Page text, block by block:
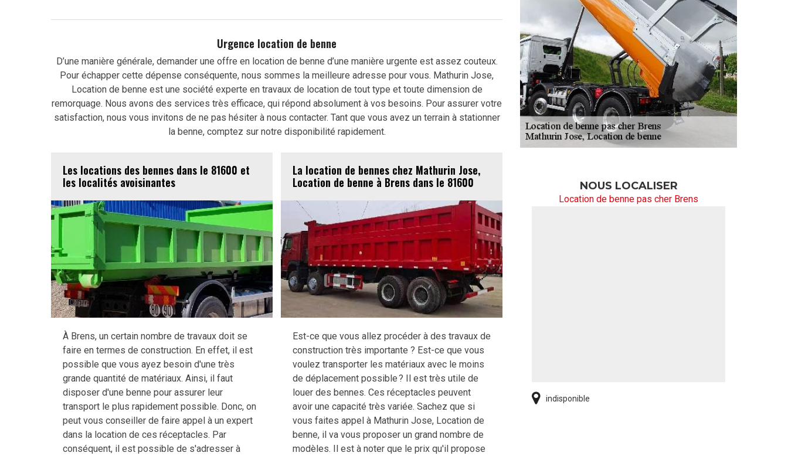
Urgence location de benne
D’une manière générale, demander une offre en location de benne d’une manière urgente est assez couteux.
Pour échapper cette dépense conséquente, nous sommes la meilleure adresse pour vous. Mathurin Jose,
Location de benne est une société experte en travaux de location de tout type et toute dimension de
remorquage. Nous avons des services très efficace, qui répond absolument à vos besoins. Pour assurer votre
satisfaction, nous vous invitons de ne pas hésiter à nous contacter. Tant que vous avez un terrain à stationner
la benne, comptez sur notre disponibilité rapidement.
Les locations des bennes dans le 81600 et
les localités avoisinantes
À Brens, un certain nombre de travaux doit se
faire en termes de construction. En effet, il est
possible que vous ayez besoin d'une très
grande quantité de matériaux. Ainsi, il faut
disposer d'une benne pour assurer leur
transport le plus rapidement possible. Donc, on
peut vous conseiller de faire appel à un expert
dans la location de ces réceptacles. Par
conséquent, il est possible de s'adresser à
La location de bennes chez Mathurin Jose,
Location de benne à Brens dans le 81600
Est-ce que vous allez procéder à des travaux de
construction très importante ? Est-ce que vous
voulez transporter les matériaux avec le moins
de déplacement possible ? Il est très utile de
louer des bennes. Ces réceptacles peuvent
avoir une capacité très variée. Sachez que si
vous faites appel à Mathurin Jose, Location de
benne, il va vous proposer un grand nombre de
modèles. Il est à noter que le prix qu'il propose
NOUS LOCALISER
Location de benne pas cher Brens
indisponible